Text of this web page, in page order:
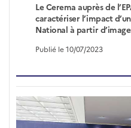
Le Cerema auprès de
caractériser l’impact
National à partir
Publié le 10/07/2023